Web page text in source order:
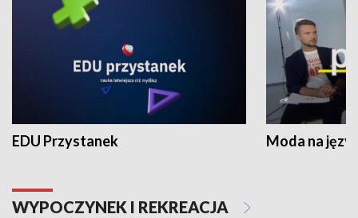
EDU Przystanek Moda na
WYPOCZYNEK I REKREACJA